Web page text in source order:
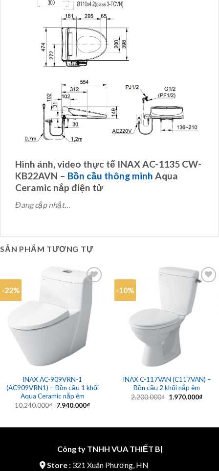
Hình ảnh, video thực tế INAX AC-1135 CW-
KB22AVN – Bồn cầu thông minh Aqua
Ceramic nắp điện tử
Đang cập nhật…
SẢN PHẨM TƯƠNG TỰ
-22%
Add to
wishlist
INAX AC-909VRN-1
(AC909VRN1) – Bồn cầu 1 khối
Aqua Ceramic nắp êm
10.240.000₫ Giá
7.940.000₫Giá
-10%
INAX C-117VAN (C117VAN) –
Bồn cầu 2 khối nắp êm
2.200.000₫ Giá
1.970.000₫Giá
Công ty TNHH VUA THIẾT BỊ
Store :321 Xuân Phương, HN